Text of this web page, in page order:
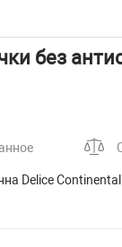
без
Delice